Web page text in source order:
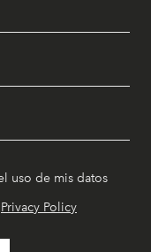
uso de mis datos
Privacy Policy